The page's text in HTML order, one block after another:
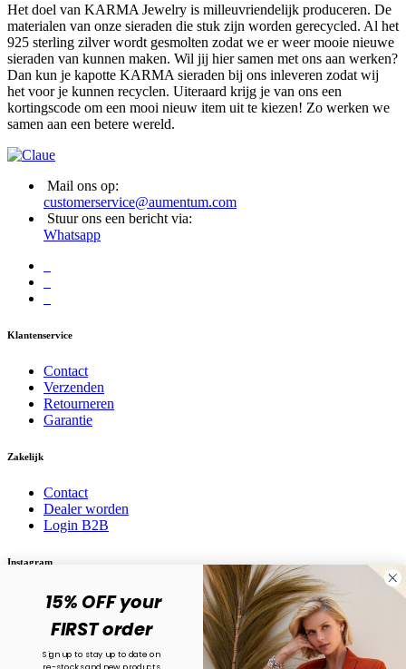
Het doel van KARMA Jewelry is milleuvriendelijk produceren. De
materialen van onze sieraden die stuk zijn worden gerecycled. Al het
925 sterling zilver wordt gesmolten zodat we er weer mooie nieuwe
sieraden van kunnen maken. Wil jij hier samen met ons aan werken?
Dan kun je kapotte KARMA sieraden bij ons inleveren zodat wij
het voor je kunnen recyclen. Uiteraard krijg je van ons een
kortingscode om een mooi nieuw item uit te kiezen! Zo werken we
samen aan een betere wereld.
Mail ons op:
customerservice@aumentum.com
Stuur ons een bericht via:
Whatsapp
Klantenservice
Contact
Verzenden
Retourneren
Garantie
Zakelijk
Contact
Dealer worden
Login B2B
Instagram
Volg ons op social media! @karma.jewelry
15% OFF your
FIRST order
Sign up to stay up to date on